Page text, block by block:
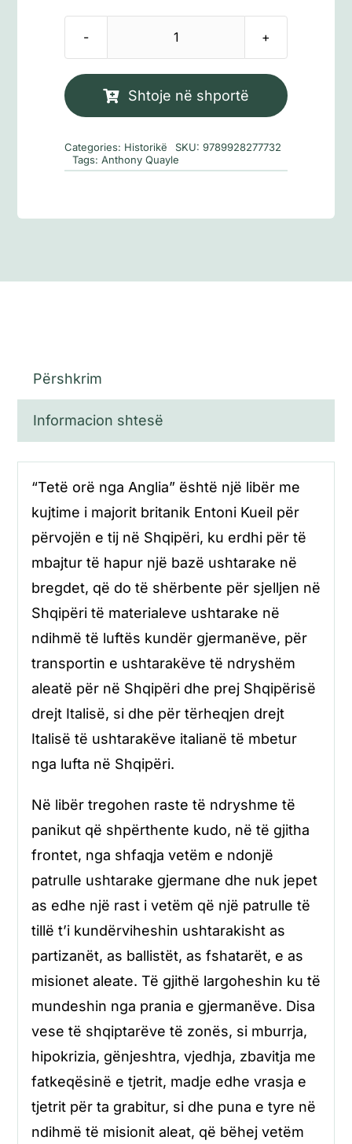
Sasi
orë
Shtoje në shportë
Categories: Historikë SKU:9789928277732
Tags:Anthony Quayle
Përshkrim
Informacion shtesë
“Tetë orë nga Anglia” është një libër me
kujtime i majorit britanik Entoni Kueil për
përvojën e tij në Shqipëri, ku erdhi për të
mbajtur të hapur një bazë ushtarake në
bregdet, që do të shërbente për sjelljen në
Shqipëri të materialeve ushtarake në
ndihmë të luftës kundër gjermanëve, për
transportin e ushtarakëve të ndryshëm
aleatë për në Shqipëri dhe prej Shqipërisë
drejt Italisë, si dhe për tërheqjen drejt
Italisë të ushtarakëve italianë të mbetur
nga lufta në Shqipëri.
Në libër tregohen raste të ndryshme të
panikut që shpërthente kudo, në të gjitha
frontet, nga shfaqja vetëm e ndonjë
patrulle ushtarake gjermane dhe nuk jepet
as edhe një rast i vetëm që një patrulle të
tillë t’i kundërviheshin ushtarakisht as
partizanët, as ballistët, as fshatarët, e as
misionet aleate. Të gjithë largoheshin ku të
mundeshin nga prania e gjermanëve. Disa
vese të shqiptarëve të zonës, si mburrja,
hipokrizia, gënjeshtra, vjedhja, zbavitja me
fatkeqësinë e tjetrit, madje edhe vrasja e
tjetrit për ta grabitur, si dhe puna e tyre në
ndihmë të misionit aleat, që bëhej vetëm